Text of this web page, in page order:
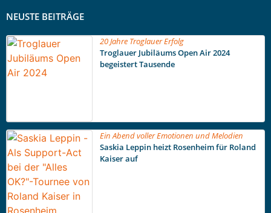
NEUSTE BEITRÄGE
20 Jahre Troglauer Erfolg
Troglauer Jubiläums Open Air 2024
begeistert Tausende
Ein Abend voller Emotionen und Melodien
Saskia Leppin heizt Rosenheim für Roland
Kaiser auf